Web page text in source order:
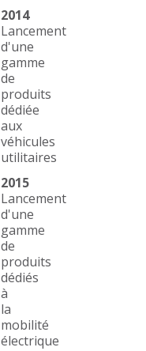
2014
Lancement
d'une
gamme
de
produits
dédiée
aux
véhicules
utilitaires
2015
Lancement
d'une
gamme
de
produits
dédiés
à
la
mobilité
électrique